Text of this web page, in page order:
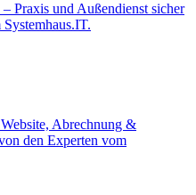
Praxis und Außendienst sicher
Abrechnung &
den Experten vom